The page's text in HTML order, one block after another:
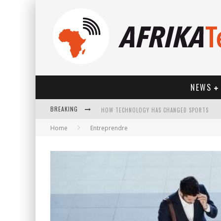
NEWS
BREAKING HOW TECHNOLOGY HAS CHANGED SPORTS
Home Entreprendre